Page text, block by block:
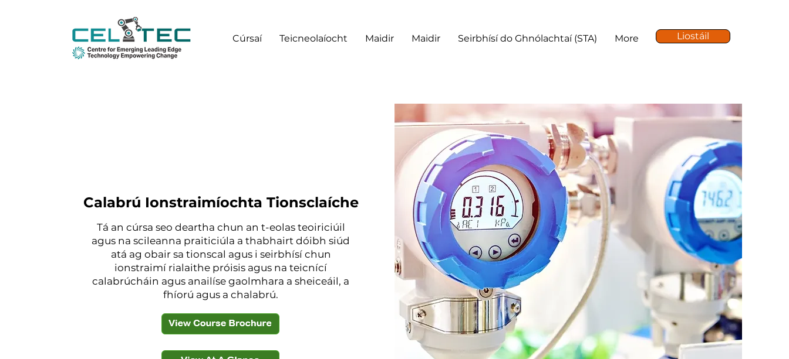
Cúrsaí Teicneolaíocht Maidir Maidir Seirbhísí do Ghnólachtaí (STA) More Liostáil
Calabrú Ionstraimíochta Tionsclaíche
Tá an cúrsa seo deartha chun an t-eolas teoiriciúil
agus na scileanna praiticiúla a thabhairt dóibh siúd
atá ag obair sa tionscal agus i seirbhísí chun
ionstraimí rialaithe próisis agus na teicnící
calabrúcháin agus anailíse gaolmhara a sheiceáil, a
fhíorú agus a chalabrú.